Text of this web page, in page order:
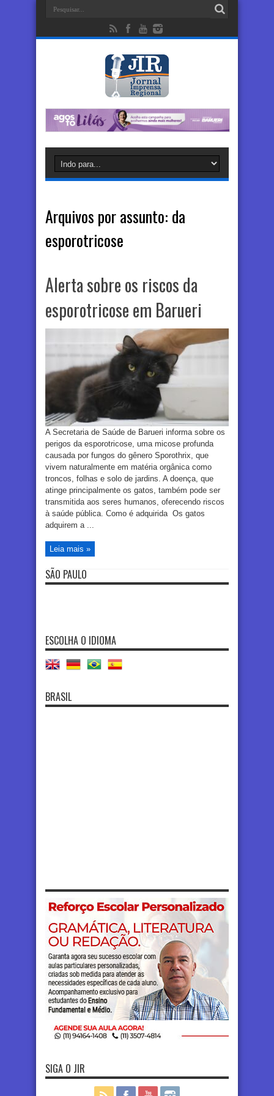
Arquivos por assunto: da
esporotricose
Alerta sobre os riscos da
esporotricose em Barueri
A Secretaria de Saúde de Barueri informa sobre os
perigos da esporotricose, uma micose profunda
causada por fungos do gênero Sporothrix, que
vivem naturalmente em matéria orgânica como
troncos, folhas e solo de jardins. A doença, que
atinge principalmente os gatos, também pode ser
transmitida aos seres humanos, oferecendo riscos
à saúde pública. Como é adquirida Os gatos
adquirem a ...
Leia mais »
SÃO PAULO
ESCOLHA O IDIOMA
BRASIL
SIGA O JIR